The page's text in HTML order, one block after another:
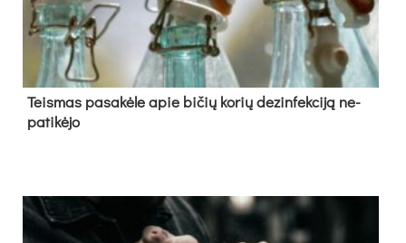
Teis­mas pa­sa­kė­le apie bi­čių ko­rių de­zin­fek­ci­ją ne­
pa­ti­kė­jo